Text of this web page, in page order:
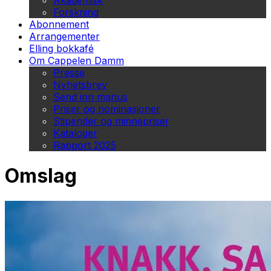
Forskning
Abonnement
Arrangementer
Elling bokkafé
Om Cappelen Damm
Presse
Nyhetsbrev
Send inn manus
Priser og nominasjoner
Stipender og minnepriser
Kataloger
Rapport 2025
Omslag